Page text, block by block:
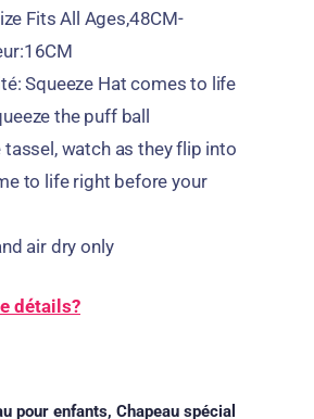
Fits All Ages,48CM-
Squeeze Hat comes to life
the puff ball
tassel, watch as they flip into
to life right before your
air dry only
détails?
pour enfants, Chapeau spécial